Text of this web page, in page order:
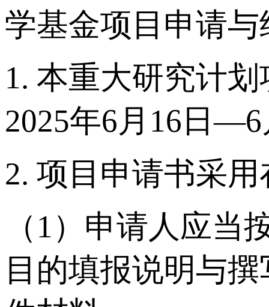
学基金项目申请
1. 本重大研究计
2025年6月16日
2. 项目申请书采
（1）申请人应
目的填报说明与